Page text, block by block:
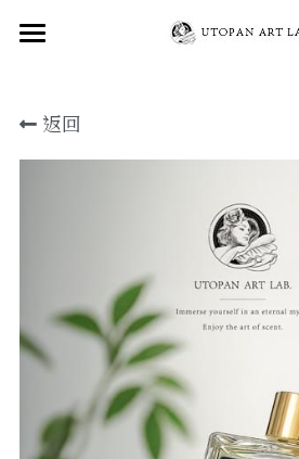
All Products
Facebook
三種氣味介紹
自信魅力能量-宙斯
登錄/ 註冊
返回
所有商品分類